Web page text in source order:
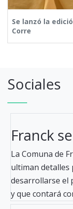
Se lanzó la
Corre
Sociales
Franck
La Comuna de
ultiman detalles
desarrollarse el
y que contará